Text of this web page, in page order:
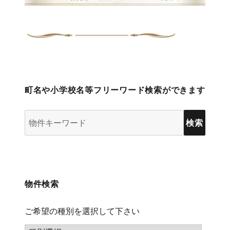
町名や小学校名等フリーワード検索ができます
物
ー
ー
物件検索
ご希望の種別を選択して下さい